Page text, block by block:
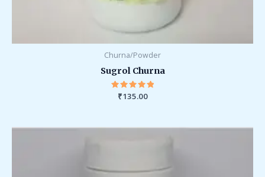
Churna/Powder
Sugrol Churna
Rated
₹135.00